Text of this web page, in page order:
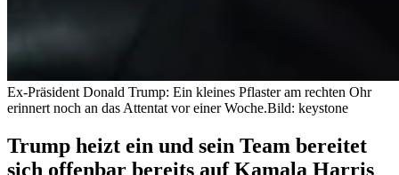
Ex-Präsident Donald Trump: Ein kleines Pflaster am rechten Ohr
erinnert noch an das Attentat vor einer Woche.Bild: keystone
Trump heizt ein und sein Team bereitet
sich offenbar bereits auf Kamala Harris